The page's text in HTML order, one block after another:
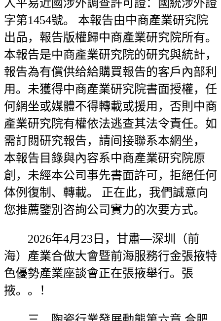
人平易近國涉外調查許可證：國統涉外證
字第1454號。 本報告由中商產業研究院
出品，報告版權歸中商產業研究院所有。
本報告是中商產業研究院的研究與統計，
報告為有償供给給購買報告的客戶內部利
用。未獲得中商產業研究院書面授權，任
何網坐或媒體不得轉載或援用，否則中商
產業研究院有權依法逃查其法令責任。如
需訂閱研究報告，請间接聯系本網坐，
本報告目錄與內容系中商產業研究院原
創，未經本公司事先書面許可，拒絕任何
体例復制、轉載。 正在此，我們誠意向
您推薦鑒別咨詢公司實力的次要方式。
2026年4月23日，甘肅—深圳（前
海）產業合做大會暨前海服務行金張掖特
色優勢產業座談會正在張掖舉行。張
掖。。！